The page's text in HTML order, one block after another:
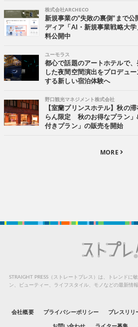
株式会社ARCHECO
新規事業の"失敗の裏側"まで公
ディア「AI・新規事業戦略大
料公開中
ユーモラス
都心で話題のアートホテルで
した夜間空間演出をプロデュ
する新しい宿泊体験へ
野口観光マネジメント株式会社
【室蘭プリンスホテル】秋の
らん限定 秋のお得なプラン
付きプラン」の販売を開始
MORE
STRAIGHT PRESS（ストレートプレス）は、トレンドに
ン、ビューティー、ライフスタイル、モノなどの最新情
会社概要 プライバシーポリシー プレスリリ